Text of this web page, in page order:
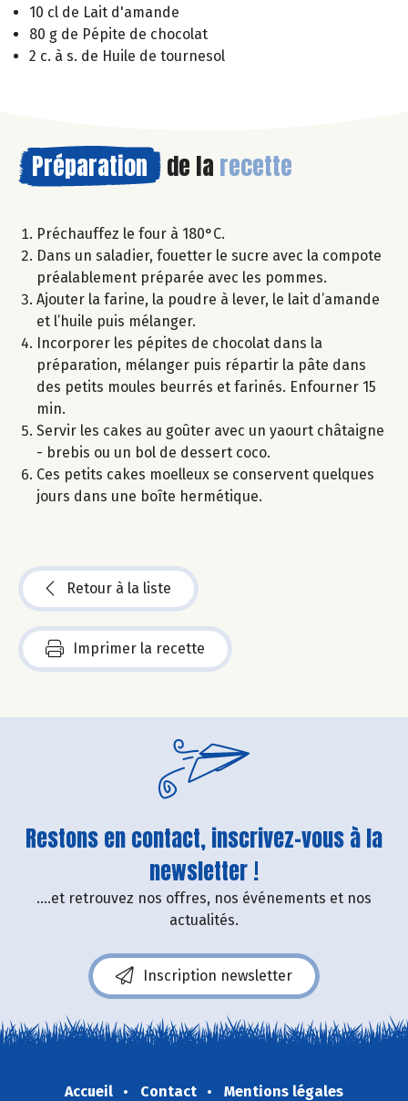
10 cl de Lait d'amande
80 g de Pépite de chocolat
2 c. à s. de Huile de tournesol
Préparation de la recette
Préchauffez le four à 180°C.
Dans un saladier, fouetter le sucre avec la compote
préalablement préparée avec les pommes.
Ajouter la farine, la poudre à lever, le lait d’amande
et l’huile puis mélanger.
Incorporer les pépites de chocolat dans la
préparation, mélanger puis répartir la pâte dans
des petits moules beurrés et farinés. Enfourner 15
min.
Servir les cakes au goûter avec un yaourt châtaigne
- brebis ou un bol de dessert coco.
Ces petits cakes moelleux se conservent quelques
jours dans une boîte hermétique.
Retour à la liste
Imprimer la recette
Restons en contact, inscrivez-vous à la
newsletter !
....et retrouvez nos offres, nos événements et nos
actualités.
Inscription newsletter
Accueil Contact
Mentions légales